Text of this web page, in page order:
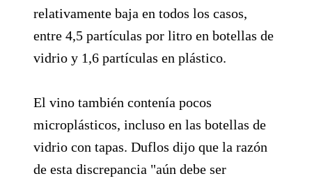
relativamente baja en todos los casos,
entre 4,5 partículas por litro en botellas de
vidrio y 1,6 partículas en plástico.
El vino también contenía pocos
microplásticos, incluso en las botellas de
vidrio con tapas. Duflos dijo que la razón
de esta discrepancia "aún debe ser